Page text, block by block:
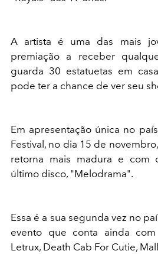
A artista é uma das mais
premiação a receber
guarda 30 estatuetas em
pode ter a chance de ver seu
Em apresentação única no
Festival, no dia 15 de
retorna mais madura e com
último disco, "Melodrama".
Essa é a sua segunda vez no
evento que conta ainda
Letrux, Death Cab For Cutie,